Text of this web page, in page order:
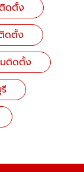
ดตั้ง
ดตั้ง
ติดตั้ง